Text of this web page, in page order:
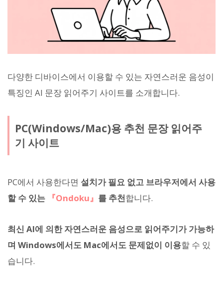
다양한 디바이스에서 이용할 수 있는 자연스러운 음성이
특징인 AI 문장 읽어주기 사이트를 소개합니다.
PC(Windows/Mac)용 추천 문장 읽어주
기 사이트
PC에서 사용한다면 설치가 필요 없고 브라우저에서 사용
할 수 있는
『Ondoku』 를 추천합니다.
최신 AI에 의한 자연스러운 음성으로 읽어주기가 가능하
며 Windows에서도 Mac에서도 문제없이 이용할 수 있
습니다.